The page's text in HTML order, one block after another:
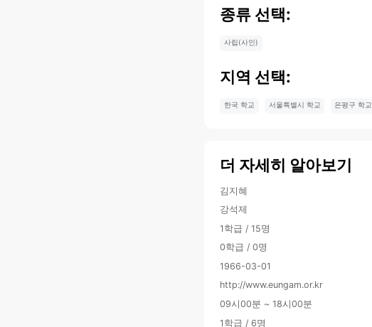
종류 선택:
사립(사인)
지역 선택:
한국 학교 서울특별시 학교 은평구 학교
더 자세히 알아보기
김지혜
강석제
1학급 / 15명
0학급 / 0명
1966-03-01
http://www.eungam.or.kr
09시00분 ~ 18시00분
1학급 / 6명